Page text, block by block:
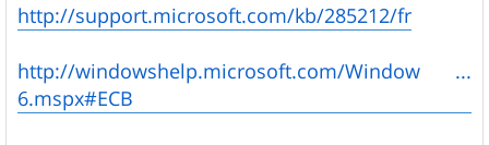
http://support.microsoft.com/kb/285212/fr
http://windowshelp.microsoft.com/Window ...
6.mspx#ECB